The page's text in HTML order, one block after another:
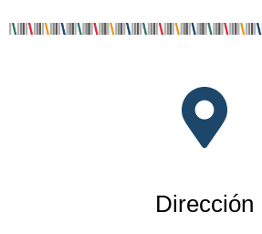
Dirección